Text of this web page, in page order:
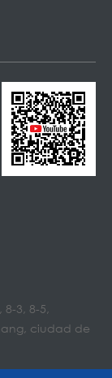
8-3, 8-5,
ciudad de